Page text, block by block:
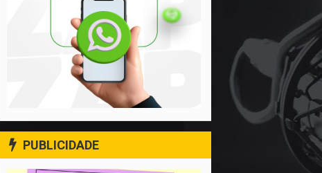
PUBLICIDADE